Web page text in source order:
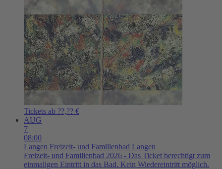
Tickets ab ??,?? €
AUG
7
08:00
Langen Freizeit- und Familienbad Langen
Freizeit- und Familienbad 2026 - Das Ticket berechtigt zum
einmaligen Eintritt in das Bad. Kein Wiedereintritt möglich.